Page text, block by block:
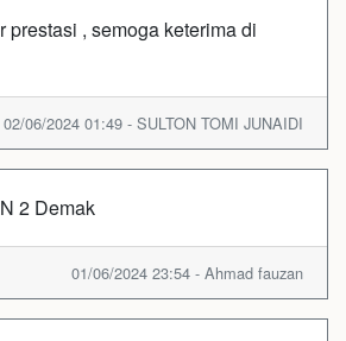
prestasi , semoga keterima di
02/06/2024 01:49 - SULTON TOMI JUNAIDI
2 Demak
01/06/2024 23:54 - Ahmad fauzan